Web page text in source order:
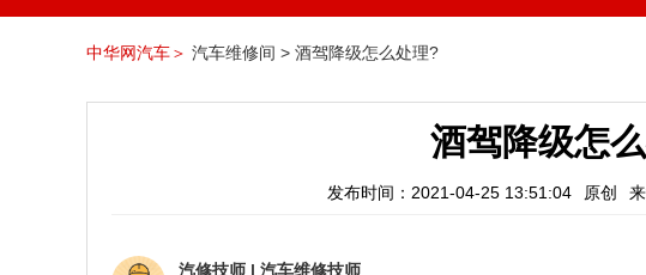
中华网汽车＞ 汽车维修间 > 酒驾降级怎么处理?
酒驾降级怎
发布时间：2021-04-25 13:51:04 原创
汽修技师 | 汽车维修技师